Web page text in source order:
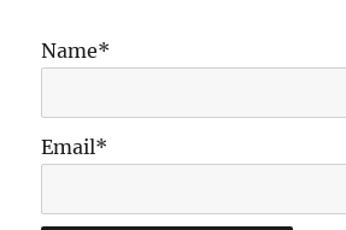
Name*
Email*